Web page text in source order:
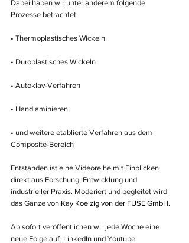
Dabei haben wir unter anderem folgende
Prozesse betrachtet:
• Thermoplastisches Wickeln
• Duroplastisches Wickeln
• Autoklav-Verfahren
• Handlaminieren
• und weitere etablierte Verfahren aus dem
Composite-Bereich
Entstanden ist eine Videoreihe mit Einblicken
direkt aus Forschung, Entwicklung und
industrieller Praxis. Moderiert und begleitet wird
das Ganze von Kay Koelzig von der FUSE GmbH.
Ab sofort veröffentlichen wir jede Woche eine
neue Folge auf LinkedIn und Youtube.